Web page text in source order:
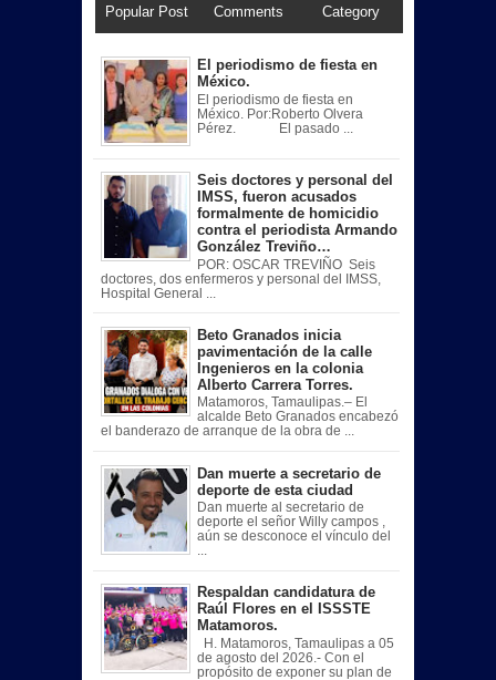
Popular Post Comments Category
El periodismo de fiesta en
México.
El periodismo de fiesta en
México. Por:Roberto Olvera
Pérez. El pasado ...
Seis doctores y personal del
IMSS, fueron acusados
formalmente de homicidio
contra el periodista Armando
González Treviño…
POR: OSCAR TREVIÑO Seis
doctores, dos enfermeros y personal del IMSS,
Hospital General ...
Beto Granados inicia
pavimentación de la calle
Ingenieros en la colonia
Alberto Carrera Torres.
Matamoros, Tamaulipas.– El
alcalde Beto Granados encabezó
el banderazo de arranque de la obra de ...
Dan muerte a secretario de
deporte de esta ciudad
Dan muerte al secretario de
deporte el señor Willy campos ,
aún se desconoce el vínculo del
Respaldan candidatura de
Raúl Flores en el ISSSTE
Matamoros.
H. Matamoros, Tamaulipas a 05
de agosto del 2026.- Con el
propósito de exponer su plan de